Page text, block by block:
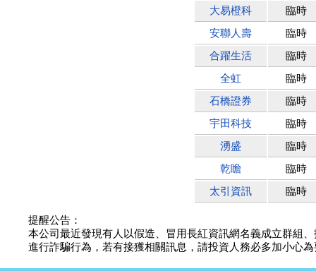
大易橙科
臨時
安聯人壽
臨時
合躍生活
臨時
全虹
臨時
石橋證券
臨時
宇田科技
臨時
湧盛
臨時
乾瞻
臨時
太引資訊
臨時
提醒公告：
本公司最近發現有人以假造、冒用長紅資訊網名義成立群組
進行詐騙行為，若有接獲相關訊息，請投資人務必多加小心